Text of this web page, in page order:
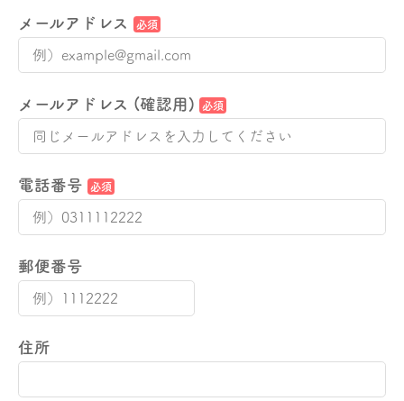
メールアドレス 必須
メールアドレス (確認用) 必須
電話番号 必須
郵便番号
住所